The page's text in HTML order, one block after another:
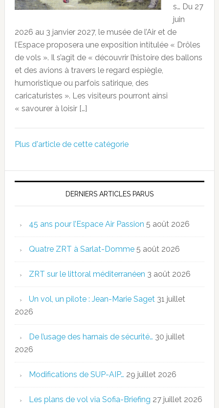
s… Du 27
juin
2026 au 3 janvier 2027, le musée de l’Air et de
l’Espace proposera une exposition intitulée « Drôles
de vols ». Il s’agit de « découvrir l’histoire des ballons
et des avions à travers le regard espiègle,
humoristique ou parfois satirique, des
caricaturistes ». Les visiteurs pourront ainsi
« savourer à loisir […]
Plus d'article de cette catégorie
DERNIERS ARTICLES PARUS
45 ans pour l’Espace Air Passion 5 août 2026
Quatre ZRT à Sarlat-Domme 5 août 2026
ZRT sur le littoral méditerranéen 3 août 2026
Un vol, un pilote : Jean-Marie Saget 31 juillet
2026
De l’usage des harnais de sécurité… 30 juillet
2026
Modifications de SUP-AIP… 29 juillet 2026
Les plans de vol via Sofia-Briefing 27 juillet 2026